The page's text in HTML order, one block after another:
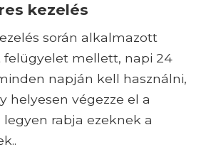
kezelés
során alkalmazott
felügyelet mellett, napi 24
napján kell használni,
helyesen végezze el a
legyen rabja ezeknek a